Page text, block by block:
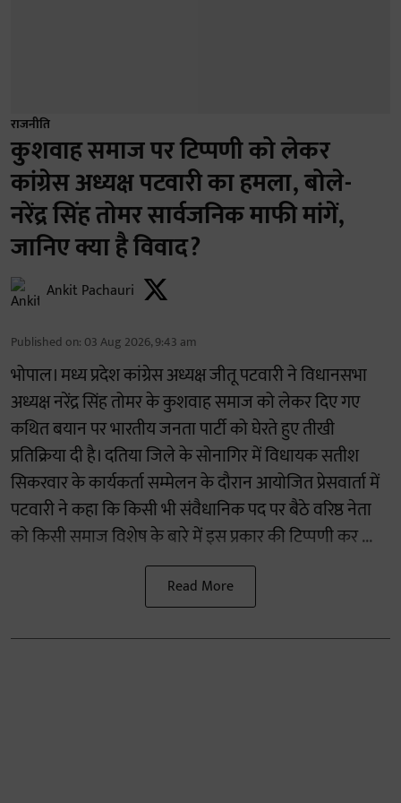
राजनीति
कुशवाह समाज पर टिप्पणी को लेकर
कांग्रेस अध्यक्ष पटवारी का हमला, बोले-
नरेंद्र सिंह तोमर सार्वजनिक माफी मांगें,
जानिए क्या है विवाद?
Ankit Pachauri
Published on: 03 Aug 2026, 9:43 am
भोपाल। मध्य प्रदेश कांग्रेस अध्यक्ष जीतू पटवारी ने विधानसभा
अध्यक्ष नरेंद्र सिंह तोमर के कुशवाह समाज को लेकर दिए गए
कथित बयान पर भारतीय जनता पार्टी को घेरते हुए तीखी
प्रतिक्रिया दी है। दतिया जिले के सोनागिर में विधायक सतीश
सिकरवार के कार्यकर्ता सम्मेलन के दौरान आयोजित प्रेसवार्ता में
पटवारी ने कहा कि किसी भी संवैधानिक पद पर बैठे वरिष्ठ नेता
को किसी समाज विशेष के बारे में इस प्रकार की टिप्पणी कर ...
Read More